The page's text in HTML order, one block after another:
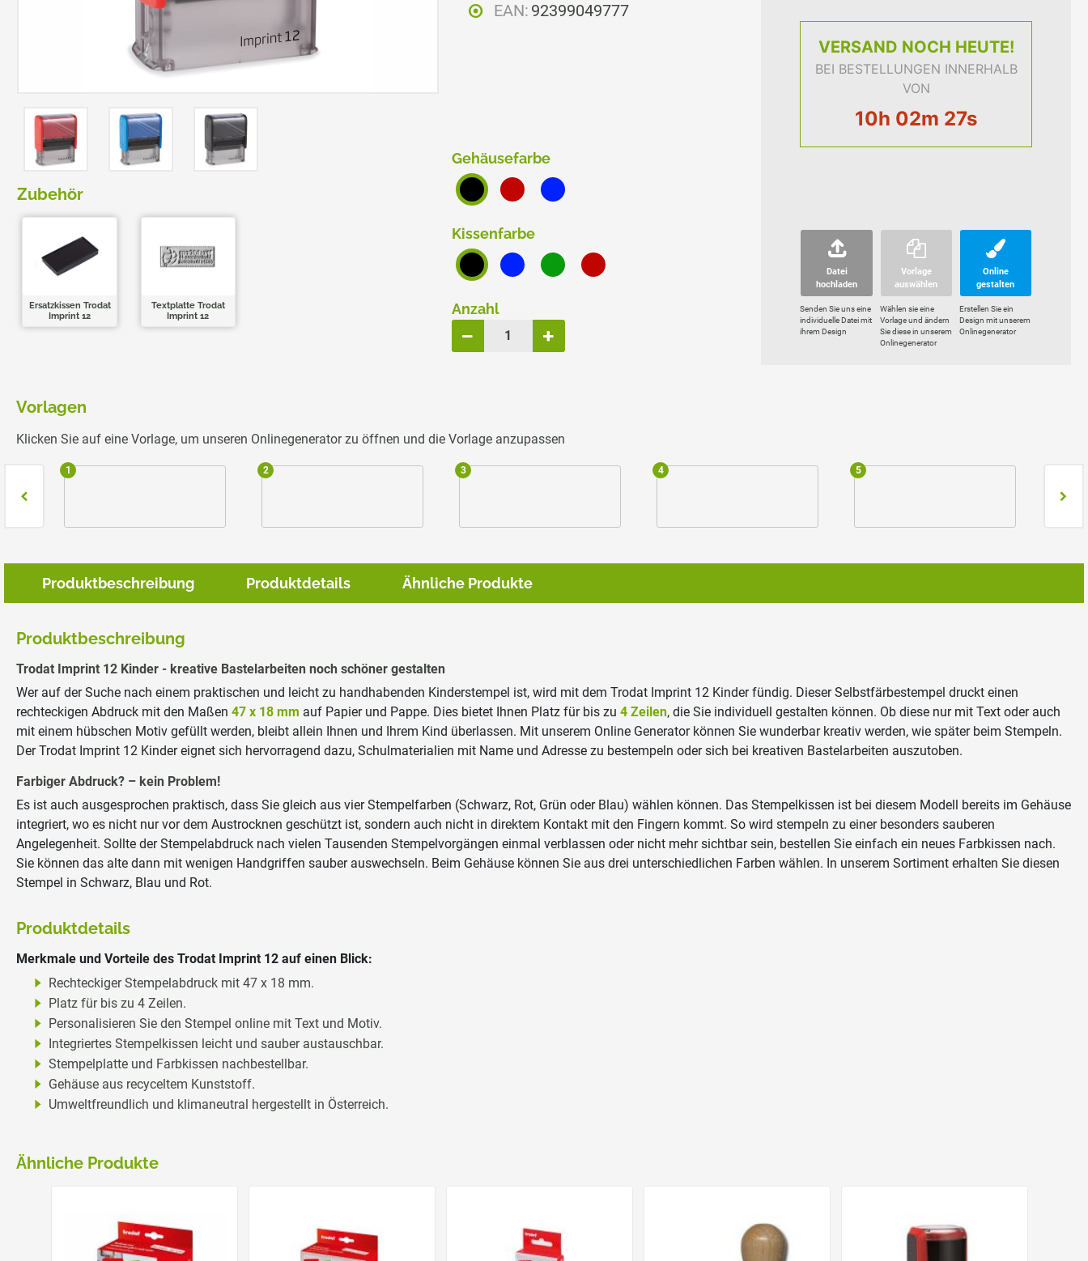
TRODAT POCKET PRINTY
TRODAT MOBILE PRINTY
COLOP E-MARK ERSATZPLATTEN NACH GRÖSSE
Zubehör
Ersatzkissen Trodat
Imprint 12
Textplatte Trodat
Imprint 12
EAN: 92399049777
VERSAND NOCH HEUTE!
BEI BESTELLUNGEN INNERHALB
VON
10h 02m 26s
Gehäusefarbe
Kissenfarbe
Anzahl
Datei
hochladen
Senden Sie uns eine
individuelle Datei mit
ihrem Design
Vorlage
auswählen
Wählen sie eine
Vorlage und ändern
Sie diese in unserem
Onlinegenerator
Online
gestalten
Erstellen Sie ein
Design mit unserem
Onlinegenerator
Vorlagen
Klicken Sie auf eine Vorlage, um unseren Onlinegenerator zu öffnen und die Vorlage anzupassen
1 2 3 4 5
Produktbeschreibung Produktdetails Ähnliche Produkte
Produktbeschreibung
Trodat Imprint 12 Kinder - kreative Bastelarbeiten noch schöner gestalten
Wer auf der Suche nach einem praktischen und leicht zu handhabenden Kinderstempel ist, wird mit dem Trodat Imprint 12 Kinder fündig. Dieser Selbstfärbestempel druckt einen
rechteckigen Abdruck mit den Maßen 47 x 18 mm auf Papier und Pappe. Dies bietet Ihnen Platz für bis zu 4 Zeilen, die Sie individuell gestalten können. Ob diese nur mit Text oder auch
mit einem hübschen Motiv gefüllt werden, bleibt allein Ihnen und Ihrem Kind überlassen. Mit unserem Online Generator können Sie wunderbar kreativ werden, wie später beim Stempeln.
Der Trodat Imprint 12 Kinder eignet sich hervorragend dazu, Schulmaterialien mit Name und Adresse zu bestempeln oder sich bei kreativen Bastelarbeiten auszutoben.
Farbiger Abdruck? – kein Problem!
Es ist auch ausgesprochen praktisch, dass Sie gleich aus vier Stempelfarben (Schwarz, Rot, Grün oder Blau) wählen können. Das Stempelkissen ist bei diesem Modell bereits im Gehäuse
integriert, wo es nicht nur vor dem Austrocknen geschützt ist, sondern auch nicht in direktem Kontakt mit den Fingern kommt. So wird stempeln zu einer besonders sauberen
Angelegenheit. Sollte der Stempelabdruck nach vielen Tausenden Stempelvorgängen einmal verblassen oder nicht mehr sichtbar sein, bestellen Sie einfach ein neues Farbkissen nach.
Sie können das alte dann mit wenigen Handgriffen sauber auswechseln. Beim Gehäuse können Sie aus drei unterschiedlichen Farben wählen. In unserem Sortiment erhalten Sie diesen
Stempel in Schwarz, Blau und Rot.
Produktdetails
Merkmale und Vorteile des Trodat Imprint 12 auf einen Blick:
Rechteckiger Stempelabdruck mit 47 x 18 mm.
Platz für bis zu 4 Zeilen.
Personalisieren Sie den Stempel online mit Text und Motiv.
Integriertes Stempelkissen leicht und sauber austauschbar.
Stempelplatte und Farbkissen nachbestellbar.
Gehäuse aus recyceltem Kunststoff.
Umweltfreundlich und klimaneutral hergestellt in Österreich.
Ähnliche Produkte